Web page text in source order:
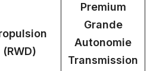
(RWD)
Premium
Grande
Autonomie
Transmission